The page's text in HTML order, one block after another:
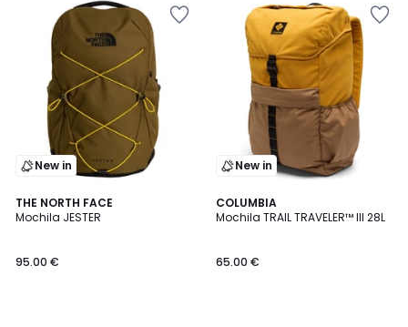
New in
THE NORTH FACE
Mochila JESTER
95.00 €
New in
COLUMBIA
Mochila TRAIL TRAVELER™ III 28L
65.00 €